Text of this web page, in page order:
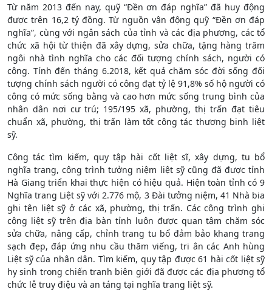
Từ năm 2013 đến nay, quỹ “Đền ơn đáp nghĩa” đã huy động
được trên 16,2 tỷ đồng. Từ nguồn vận động quỹ “Đền ơn đáp
nghĩa”, cùng với ngân sách của tỉnh và các địa phương, các tổ
chức xã hội từ thiện đã xây dựng, sửa chữa, tặng hàng trăm
ngôi nhà tình nghĩa cho các đối tượng chính sách, người có
công. Tính đến tháng 6.2018, kết quả chăm sóc đời sống đối
tượng chính sách người có công đạt tỷ lệ 91,8% số hộ người có
công có mức sống bằng và cao hơn mức sống trung bình của
nhân dân nơi cư trú; 195/195 xã, phường, thị trấn đạt tiêu
chuẩn xã, phường, thị trấn làm tốt công tác thương binh liệt
sỹ.
Công tác tìm kiếm, quy tập hài cốt liệt sĩ, xây dựng, tu bổ
nghĩa trang, công trình tưởng niệm liệt sỹ cũng đã được tỉnh
Hà Giang triển khai thực hiện có hiệu quả. Hiện toàn tỉnh có 9
Nghĩa trang Liệt sỹ với 2.776 mộ, 3 Đài tưởng niệm, 41 Nhà bia
ghi tên liệt sỹ ở các xã, phường, thị trấn. Các công trình ghi
công liệt sỹ trên địa bàn tỉnh luôn được quan tâm chăm sóc
sửa chữa, nâng cấp, chỉnh trang tu bổ đảm bảo khang trang
sạch đẹp, đáp ứng nhu cầu thăm viếng, tri ân các Anh hùng
Liệt sỹ của nhân dân. Tìm kiếm, quy tập được 61 hài cốt liệt sỹ
hy sinh trong chiến tranh biên giới đã được các địa phương tổ
chức lễ truy điệu và an táng tại nghĩa trang liệt sỹ.